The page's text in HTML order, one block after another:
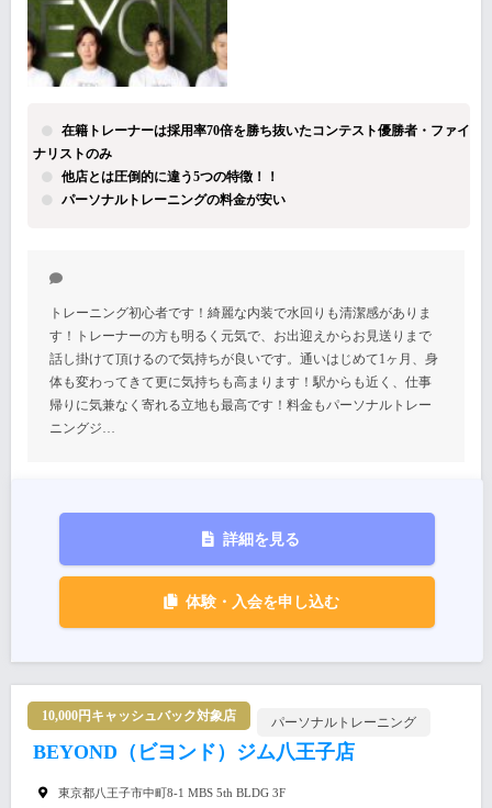
在籍トレーナーは採用率70倍を勝ち抜いたコンテスト優勝者・ファイ
ナリストのみ
他店とは圧倒的に違う5つの特徴！！
パーソナルトレーニングの料金が安い
トレーニング初心者です！綺麗な内装で水回りも清潔感がありま
す！トレーナーの方も明るく元気で、お出迎えからお見送りまで
話し掛けて頂けるので気持ちが良いです。通いはじめて1ヶ月、身
体も変わってきて更に気持ちも高まります！駅からも近く、仕事
帰りに気兼なく寄れる立地も最高です！料金もパーソナルトレー
ニングジ…
詳細を見る
体験・入会を申し込む
10,000円キャッシュバック対象店 パーソナルトレーニング
BEYOND（ビヨンド）ジム八王子店
東京都八王子市中町8-1 MBS 5th BLDG 3F